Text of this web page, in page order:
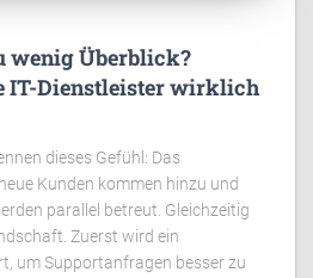
wenig Überblick?
IT-Dienstleister wirklich
dieses Gefühl: Das
Kunden kommen hinzu und
parallel betreut. Gleichzeitig
Zuerst wird ein
um Supportanfragen besser zu